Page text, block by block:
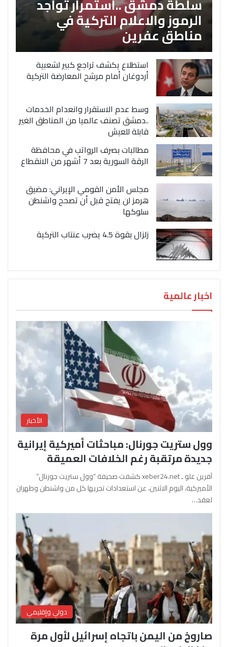
الرموز والاعلام التركية في
مناطق عفرين
استطلاع يكشف تراجع كبير لشعبية
أردوغان أمام مرشح المعارضة التركية
وسط عدم الاستقرار وانعدام الخدمات
..دمشق تصنف عالميا من المناطق الغير
قابلة للعيش
مطالبات بصرف الرواتب في محافظة
الرقة السورية بعد 7 أشهر من الانقطاع
مجلس الأمن القومي الإيراني: مضيق
هرمز لن يفتح قبل أن تصحح واشنطن
سلوكها
زلزال بقوة 4.5 يضرب عنتاب التركية
اخبار عالمية
الأخبار
وول ستريت جورنال: مباحثات أميركية إيرانية
جديدة مرتقبة رغم الخلافات العميقة
آفرين علو ـ xeber24.net كشفت صحيفة “وول ستريت جورنال”
الأميركية، اليوم الاثنين، عن استعدادات تجريها كل من واشنطن وطهران
لعقد…
دولي وإقليمي
صاروخ من اليمن باتجاه إسرائيل لأول مرة